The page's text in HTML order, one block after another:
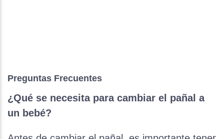
Preguntas Frecuentes
¿Qué se necesita para cambiar el pañal a
un bebé?